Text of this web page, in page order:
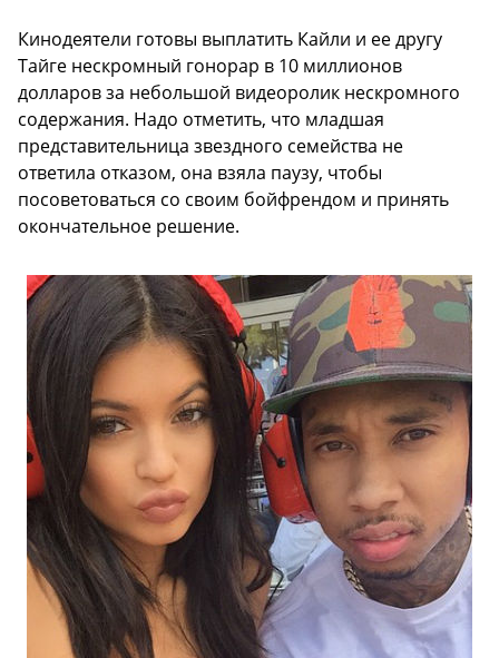
Кинодеятели готовы выплатить Кайли и ее другу
Тайге нескромный гонорар в 10 миллионов
долларов за небольшой видеоролик нескромного
содержания. Надо отметить, что младшая
представительница звездного семейства не
ответила отказом, она взяла паузу, чтобы
посоветоваться со своим бойфрендом и принять
окончательное решение.